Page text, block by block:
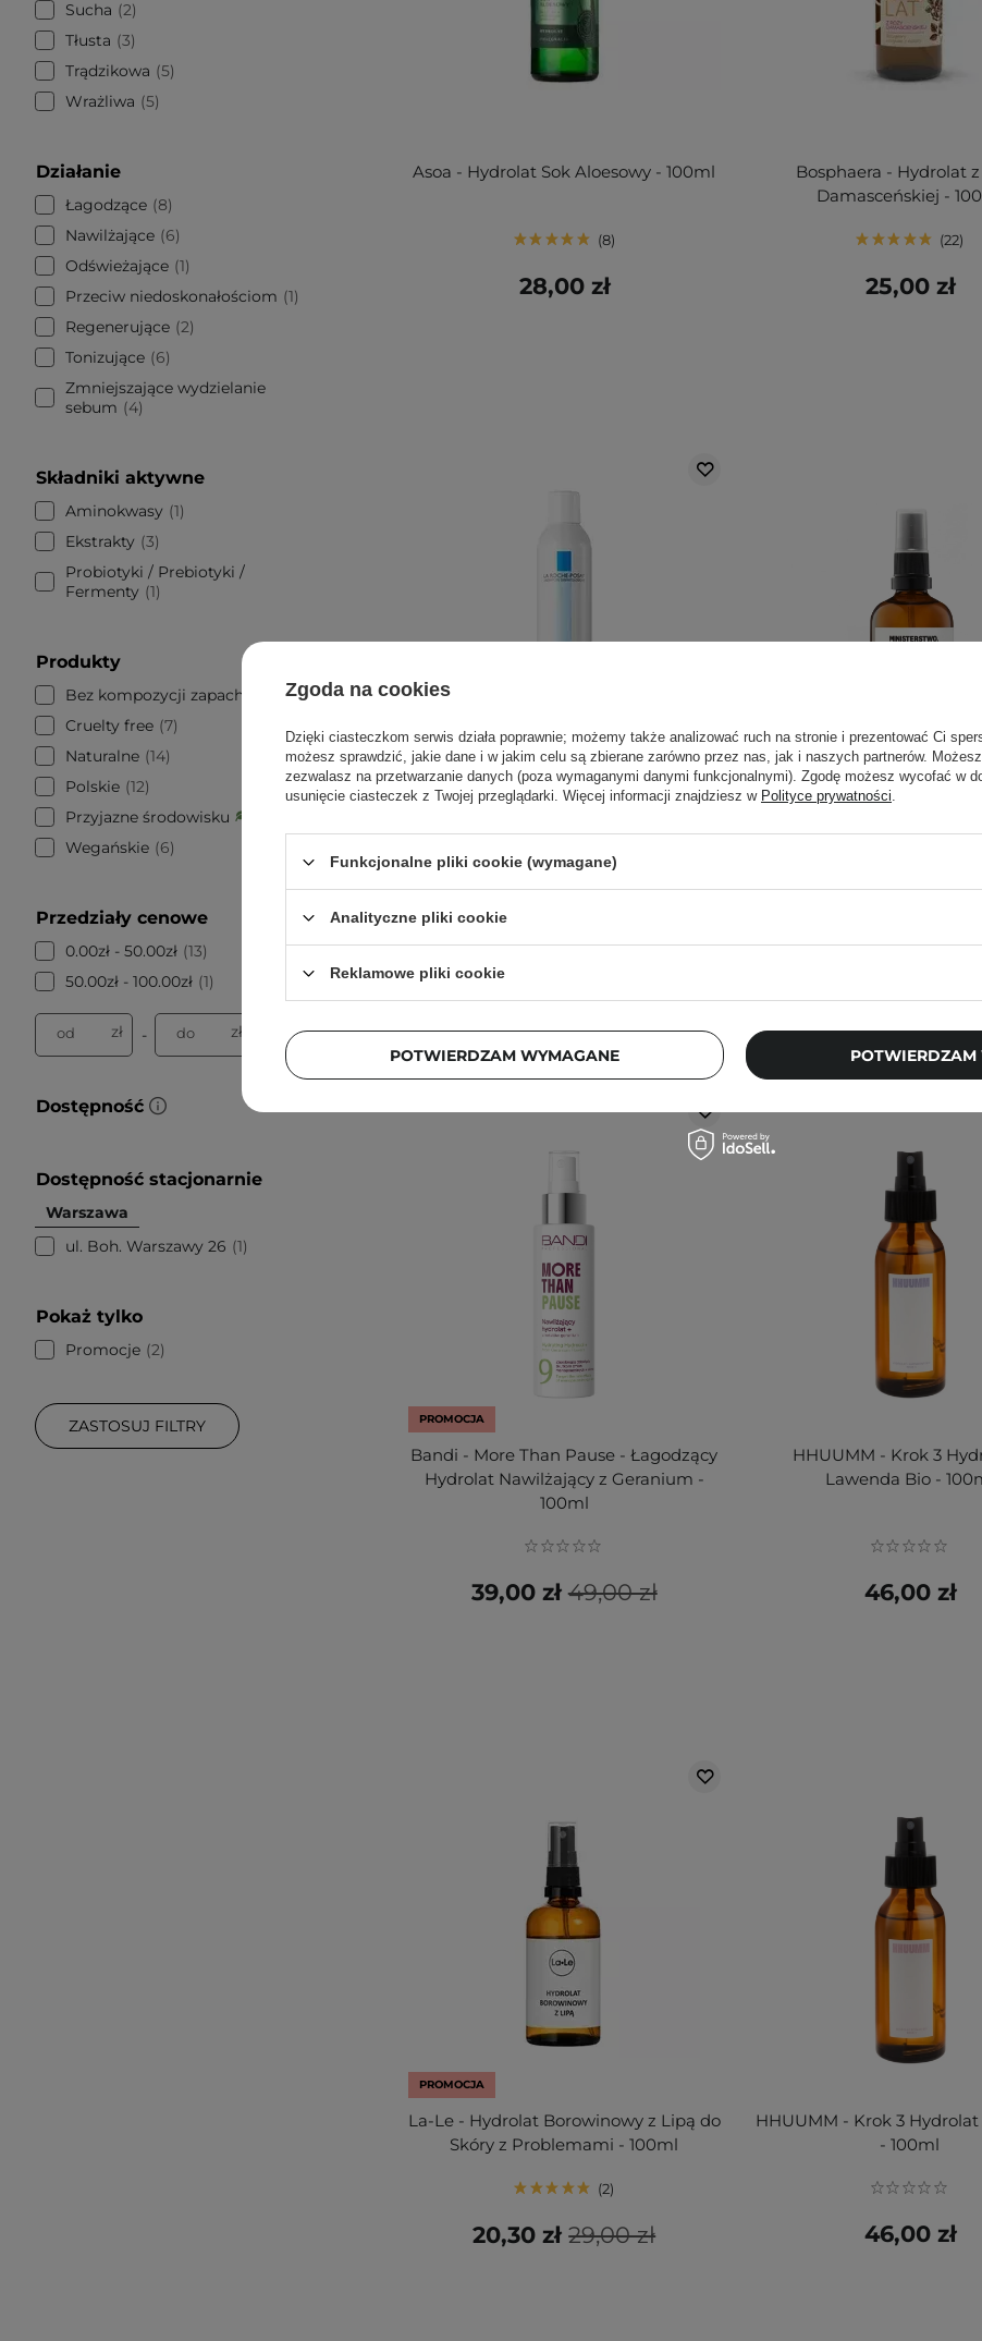
Sucha
2
Tłusta
3
Trądzikowa
5
Wrażliwa
5
Działanie
Łagodzące 8
Nawilżające
6
Odświeżające 1
Przeciw niedoskonałościom
1
Regenerujące 2
Tonizujące
6
Zmniejszające wydzielanie
sebum
4
Składniki aktywne
Aminokwasy
1
Ekstrakty
3
Probiotyki / Prebiotyki /
Fermenty
1
Produkty
Bez kompozycji zapachowych 8
Cruelty free 7
Naturalne 14
Polskie 12
Przyjazne środowisku
Wegańskie
6
Przedziały cenowe
0.00zł - 50.00zł 13
50.00zł - 100.00zł 1
od zł - do zł
Dostępność
Dostępność stacjonarnie
Warszawa
ul. Boh. Warszawy 26
1
Pokaż tylko
Promocje 2
ZASTOSUJ FILTRY
Asoa - Hydrolat Sok Aloesowy - 100ml
8
28,00 zł
Bosphaera - Hydrolat
Damasceńskiej -
22
25,00 zł
Woda Termalna - 300ml
Hydrolat Różany -
PROMOCJA
Bandi - More Than Pause - Łagodzący
Hydrolat Nawilżający z Geranium -
100ml
49,00 zł
39,00 zł
HHUUMM - Krok 3
Lawenda Bio -
46,00 zł
PROMOCJA
La-Le - Hydrolat Borowinowy z Lipą do
Skóry z Problemami - 100ml
2
29,00 zł
20,30 zł
HHUUMM - Krok 3 Hydrolat
- 100ml
46,00 zł
Zgoda na cookies
Dzięki ciasteczkom serwis działa poprawnie; możemy także analizować ruch na stronie i prezentować Ci
możesz sprawdzić, jakie dane i w jakim celu są zbierane zarówno przez nas, jak i naszych partnerów.
zezwalasz na przetwarzanie danych (poza wymaganymi danymi funkcjonalnymi). Zgodę możesz wycofać w
usunięcie ciasteczek z Twojej przeglądarki. Więcej informacji znajdziesz w Polityce prywatności.
Funkcjonalne pliki cookie (wymagane)
Analityczne pliki cookie
Reklamowe pliki cookie
POTWIERDZAM WYMAGANE POTWIERDZAM